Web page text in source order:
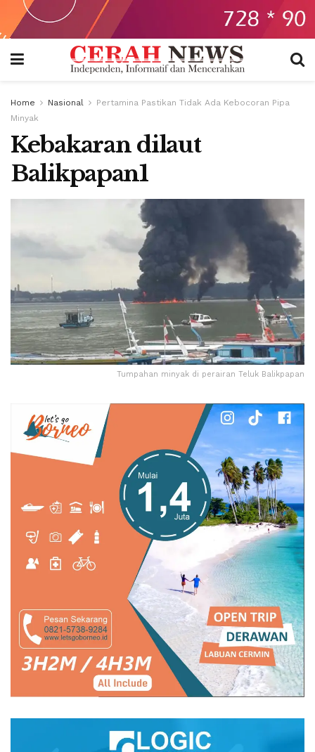
Home Nasional
Pertamina Pastikan Tidak Ada Kebocoran Pipa
Minyak
Kebakaran dilaut
Balikpapan1
Tumpahan minyak di perairan Teluk Balikpapan